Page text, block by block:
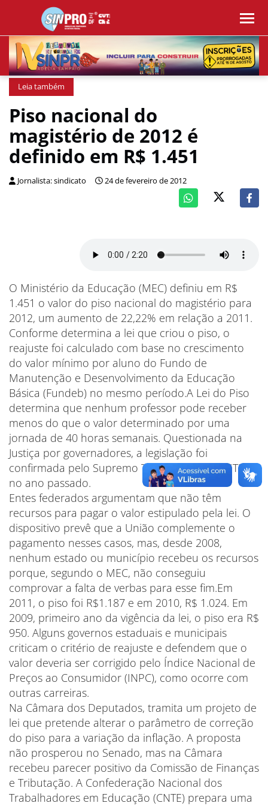
Leia também
Piso nacional do
magistério de 2012 é
definido em R$ 1.451
Jornalista: sindicato 24 de fevereiro de 2012
O Ministério da Educação (MEC) definiu em R$
1.451 o valor do piso nacional do magistério para
2012, um aumento de 22,22% em relação a 2011.
Conforme determina a lei que criou o piso, o
reajuste foi calculado com base no crescimento
do valor mínimo por aluno do Fundo de
Manutenção e Desenvolvimento da Educação
Básica (Fundeb) no mesmo período.A Lei do Piso
determina que nenhum professor pode receber
menos do que o valor determinado por uma
jornada de 40 horas semanais. Questionada na
Justiça por governadores, a legislação foi
confirmada pelo Supremo Tribunal Federal (STF)
no ano passado.
Entes federados argumentam que não têm
recursos para pagar o valor estipulado pela lei. O
dispositivo prevê que a União complemente o
pagamento nesses casos, mas, desde 2008,
nenhum estado ou município recebeu os recursos
porque, segundo o MEC, não conseguiu
comprovar a falta de verbas para esse fim.Em
2011, o piso foi R$1.187 e em 2010, R$ 1.024. Em
2009, primeiro ano da vigência da lei, o piso era R$
950. Alguns governos estaduais e municipais
criticam o critério de reajuste e defendem que o
valor deveria ser corrigido pelo Índice Nacional de
Preços ao Consumidor (INPC), como ocorre com
outras carreiras.
Na Câmara dos Deputados, tramita um projeto de
lei que pretende alterar o parâmetro de correção
do piso para a variação da inflação. A proposta
não prosperou no Senado, mas na Câmara
recebeu parecer positivo da Comissão de Finanças
e Tributação. A Confederação Nacional dos
Trabalhadores em Educação (CNTE) prepara uma